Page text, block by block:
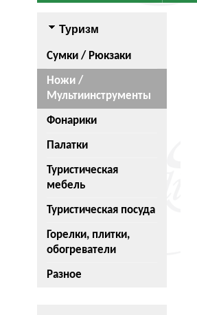
Туризм
Сумки / Рюкзаки
Ножи /
Мультиинструменты
Фонарики
Палатки
Туристическая
мебель
Туристическая посуда
Горелки, плитки,
обогреватели
Разное